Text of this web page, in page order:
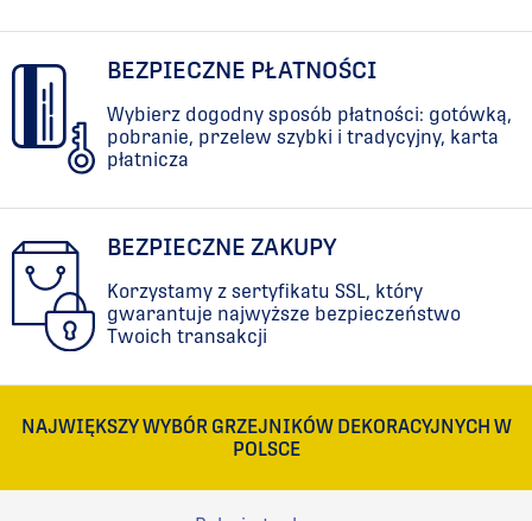
BEZPIECZNE PŁATNOŚCI
Wybierz dogodny sposób płatności: gotówką,
pobranie, przelew szybki i tradycyjny, karta
płatnicza
BEZPIECZNE ZAKUPY
Korzystamy z sertyfikatu SSL, który
gwarantuje najwyższe bezpieczeństwo
Twoich transakcji
NAJWIĘKSZY WYBÓR GRZEJNIKÓW DEKORACYJNYCH W
POLSCE